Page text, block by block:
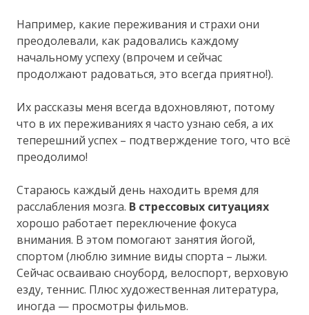
Например, какие переживания и страхи они
преодолевали, как радовались каждому
начальному успеху (впрочем и сейчас
продолжают радоваться, это всегда приятно!).
Их рассказы меня всегда вдохновляют, потому
что в их переживаниях я часто узнаю себя, а их
теперешний успех – подтверждение того, что всё
преодолимо!
Стараюсь каждый день находить время для
расслабления мозга. В стрессовых ситуациях
хорошо работает переключение фокуса
внимания. В этом помогают занятия йогой,
спортом (люблю зимние виды спорта – лыжи.
Сейчас осваиваю сноуборд, велоспорт, верховую
езду, теннис. Плюс художественная литература,
иногда — просмотры фильмов.